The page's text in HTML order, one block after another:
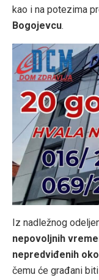
kao i na potezima
Bogojevcu.
Iz nadležnog
nepovoljnih
nepredviđenih
čemu će građani